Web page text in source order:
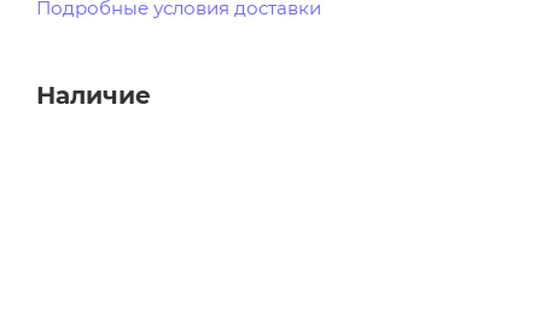
Подробные условия доставки
Наличие